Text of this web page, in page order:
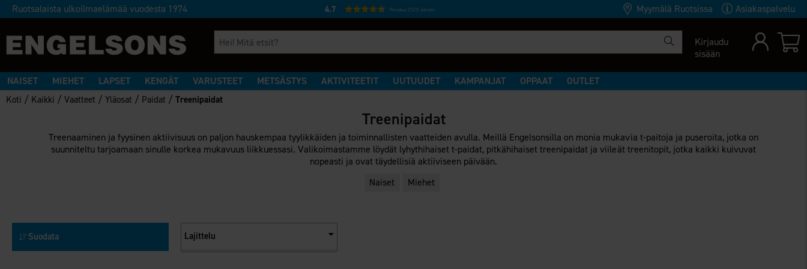
Ruotsalaista ulkoilmaelämää vuodesta 1974 4.7 Perustuu 27231 ääneen Myymälä Ruotsissa Asiakaspalvelu
Kirjaudu
sisään
NAISET MIEHET LAPSET KENGÄT VARUSTEET METSÄSTYS AKTIVITEETIT UUTUUDET KAMPANJAT OPPAAT OUTLET
Koti / Kaikki /Vaatteet /Yläosat / Paidat /Treenipaidat
Treenipaidat
Treenaaminen ja fyysinen aktiivisuus on paljon hauskempaa tyylikkäiden ja toiminnallisten vaatteiden avulla. Meillä Engelsonsilla on monia mukavia t-paitoja ja puseroita, jotka on
suunniteltu tarjoamaan sinulle korkea mukavuus liikkuessasi. Valikoimastamme löydät lyhythihaiset t-paidat, pitkähihaiset treenipaidat ja viileät treenitopit, jotka kaikki kuivuvat
nopeasti ja ovat täydellisiä aktiiviseen päivään.
Naiset
Miehet
Suodata Lajittelu